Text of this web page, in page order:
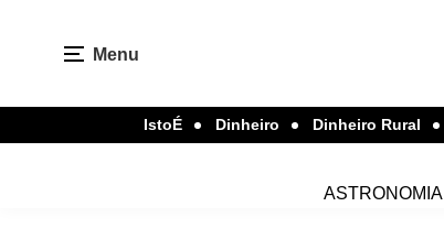
Menu
IstoÉ Dinheiro Dinheiro Rural
ASTRONOMIA